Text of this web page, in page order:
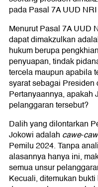
pada Pasal 7A UUD
Menurut Pasal 7A UUD
dapat dimakzulkan
hukum berupa
penyuapan, tindak
tercela maupun apabila
syarat sebagai
Pertanyaannya, apakah
pelanggaran tersebut?
Dalih yang dilontarkan
Jokowi adalah cawe-
Pemilu 2024. Tanpa
alasannya hanya ini,
semua unsur
Kecuali, ditemukan